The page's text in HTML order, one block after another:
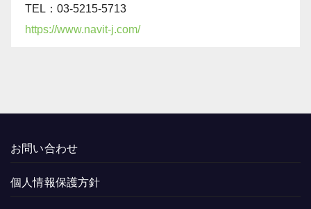
TEL：03-5215-5713
https://www.navit-j.com/
お問い合わせ
個人情報保護方針